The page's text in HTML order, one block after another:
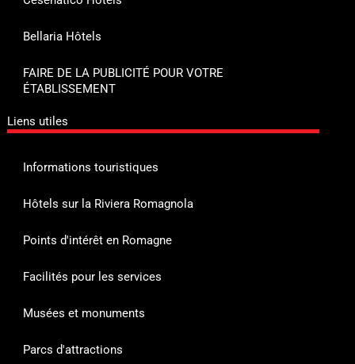
Bellaria Hôtels
FAIRE DE LA PUBLICITÉ POUR VOTRE
ÉTABLISSEMENT
Liens utiles
Informations touristiques
Hôtels sur la Riviera Romagnola
Points d'intérêt en Romagne
Facilités pour les services
Musées et monuments
Parcs d'attractions